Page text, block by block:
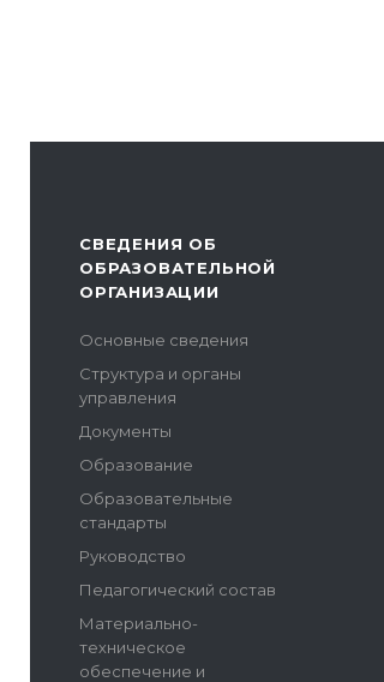
СВЕДЕНИЯ ОБ
ОБРАЗОВАТЕЛЬНОЙ
ОРГАНИЗАЦИИ
Основные сведения
Структура и органы
управления
Документы
Образование
Образовательные
стандарты
Руководство
Педагогический состав
Материально-
техническое
обеспечение и